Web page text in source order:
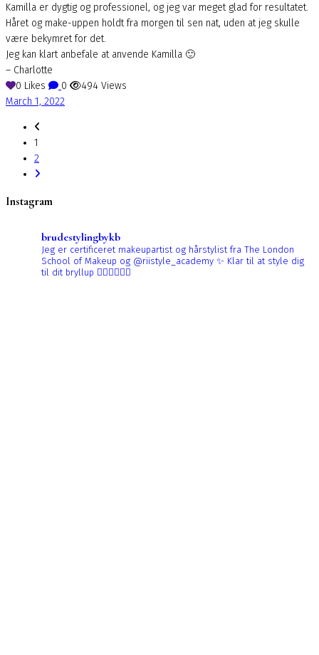
Kamilla er dygtig og professionel, og jeg var meget glad for resultatet.
Håret og make-uppen holdt fra morgen til sen nat, uden at jeg skulle
være bekymret for det.
Jeg kan klart anbefale at anvende Kamilla 🙂
– Charlotte
0 Likes 0 494 Views
March 1, 2022
1
2
Instagram
brudestylingbykb
Jeg er certificeret makeupartist og hårstylist fra The London
School of Makeup og @riistyle_academy ✨ Klar til at style dig
til dit bryllup 👰🏼‍♀️👰🏻‍♀️